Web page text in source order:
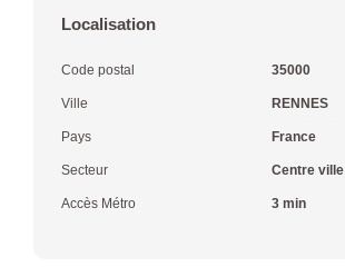
Localisation
Code postal 35000
Ville RENNES
Pays France
Secteur Centre ville
Accès Métro 3 min